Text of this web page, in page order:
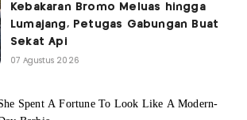
Kebakaran Bromo Meluas hingga
Lumajang, Petugas Gabungan Buat
Sekat Api
07 Agustus 2026